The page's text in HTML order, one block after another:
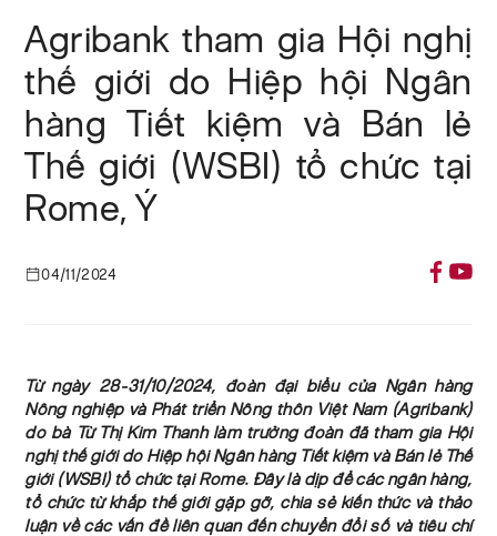
Agribank tham gia Hội nghị
thế giới do Hiệp hội Ngân
hàng Tiết kiệm và Bán lẻ
Thế giới (WSBI) tổ chức tại
Rome, Ý
04/11/2024
Từ ngày 28-31/10/2024, đoàn đại biểu của Ngân hàng
Nông nghiệp và Phát triển Nông thôn Việt Nam (Agribank)
do bà Từ Thị Kim Thanh làm trưởng đoàn đã tham gia Hội
nghị thế giới do Hiệp hội Ngân hàng Tiết kiệm và Bán lẻ Thế
giới (WSBI) tổ chức tại Rome. Đây là dịp để các ngân hàng,
tổ chức từ khắp thế giới gặp gỡ, chia sẻ kiến thức và thảo
luận về các vấn đề liên quan đến chuyển đổi số và tiêu chí